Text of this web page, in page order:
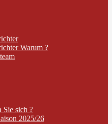
Warum ?
Sie sich ?
2025/26